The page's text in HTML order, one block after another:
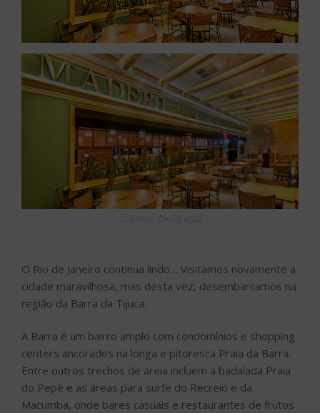
O Rio de Janeiro continua lindo… Visitamos novamente a
cidade maravilhosa, mas desta vez, desembarcamos na
região da Barra da Tijuca.
A Barra é um bairro amplo com condomínios e shopping
centers ancorados na longa e pitoresca Praia da Barra.
Entre outros trechos de areia incluem a badalada Praia
do Pepê e as áreas para surfe do Recreio e da
Macumba, onde bares casuais e restaurantes de frutos